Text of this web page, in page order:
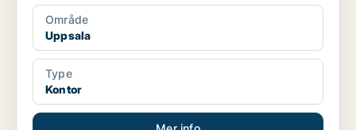
Område
Uppsala
Type
Kontor